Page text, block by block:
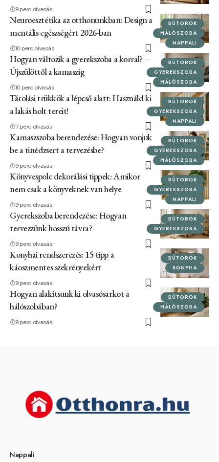
9 perc olvasás
BÚTOROK
HÁLÓSZOBA
NAPPALI
Neuroesztétika az otthonunkban: Design a
mentális egészségért 2026-ban
10 perc olvasás
BÚTOROK
GYEREKSZOBA
HÁLÓSZOBA
Hogyan változik a gyerekszoba a korral? –
Újszülöttől a kamaszig
10 perc olvasás
BÚTOROK
GYEREKSZOBA
NAPPALI
Tárolási trükkök a lépcső alatt: Használd ki
a lakás holt tereit!
7 perc olvasás
BÚTOROK
GYEREKSZOBA
HÁLÓSZOBA
Kamaszszoba berendezése: Hogyan vonjuk
be a tinédzsert a tervezésbe?
9 perc olvasás
BÚTOROK
GYEREKSZOBA
NAPPALI
Könyvespolc dekorálási tippek: Amikor
nem csak a könyveknek van helye
9 perc olvasás
BÚTOROK
GYEREKSZOBA
Gyerekszoba berendezése: Hogyan
tervezzünk hosszú távra?
9 perc olvasás
BÚTOROK
KONYHA
Konyhai rendszerezés: 15 tipp a
káoszmentes szekrényekért
9 perc olvasás
BÚTOROK
HÁLÓSZOBA
Hogyan alakítsunk ki olvasósarkot a
hálószobában?
9 perc olvasás
Nappali